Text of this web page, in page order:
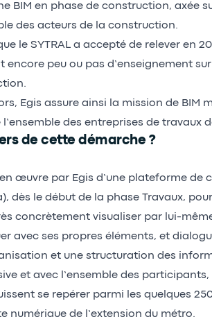
BIM en phase de construction, axée
des acteurs de la construction.
le SYTRAL a accepté de relever en
encore peu ou pas d’enseignement
Egis assure ainsi la mission de BIM
des entreprises de travaux
de cette démarche ?
œuvre par Egis d’une plateforme de
dès le début de la phase Travaux,
concrètement visualiser par lui-
avec ses propres éléments, et
et une structuration des
et avec l’ensemble des
se repérer parmi les quelques
numérique de l’extension du métro.